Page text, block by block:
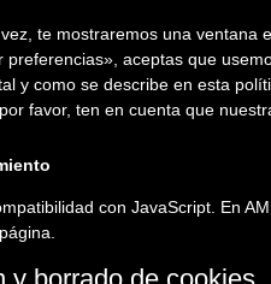
te mostraremos una ventana
aceptas que
y como se describe en esta
favor, ten en cuenta que
con JavaScript. En